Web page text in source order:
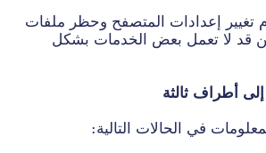
تغيير إعدادات المتصفح وحظر ملفات
قد لا تعمل بعض الخدمات بشكل
في الحالات التالية: